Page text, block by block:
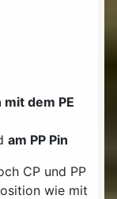
dem PE
am PP Pin
CP und PP
wie mit